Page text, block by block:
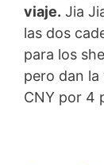
viaje. Jia
las dos
para los
pero dan la
CNY por 4